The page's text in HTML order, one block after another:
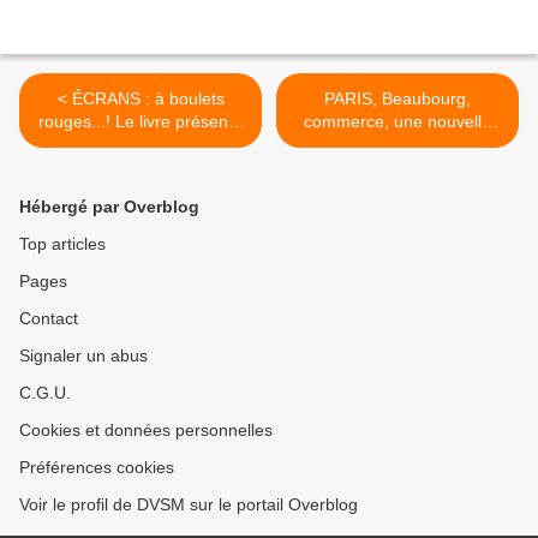
< ÉCRANS : à boulets
rouges...! Le livre présente
pourtant des défauts
PARIS, Beaubourg,
commerce, une nouvelle
mauvaise nouvelle pour
Hébergé par Overblog
Top articles
Pages
Contact
Signaler un abus
C.G.U.
Cookies et données personnelles
Préférences cookies
Voir le profil de DVSM sur le portail Overblog